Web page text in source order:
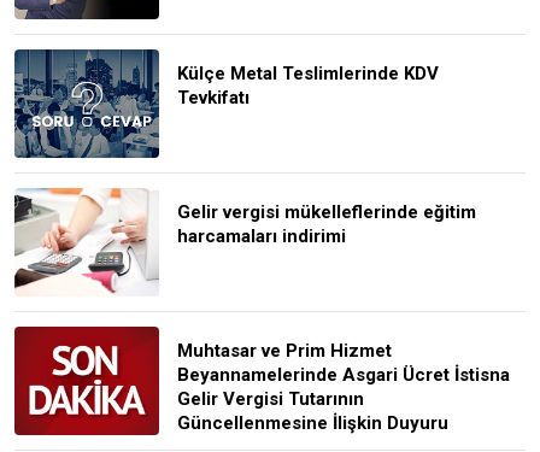
Külçe Metal Teslimlerinde KDV
Tevkifatı
Gelir vergisi mükelleflerinde eğitim
harcamaları indirimi
Muhtasar ve Prim Hizmet
Beyannamelerinde Asgari Ücret İstisna
Gelir Vergisi Tutarının
Güncellenmesine İlişkin Duyuru